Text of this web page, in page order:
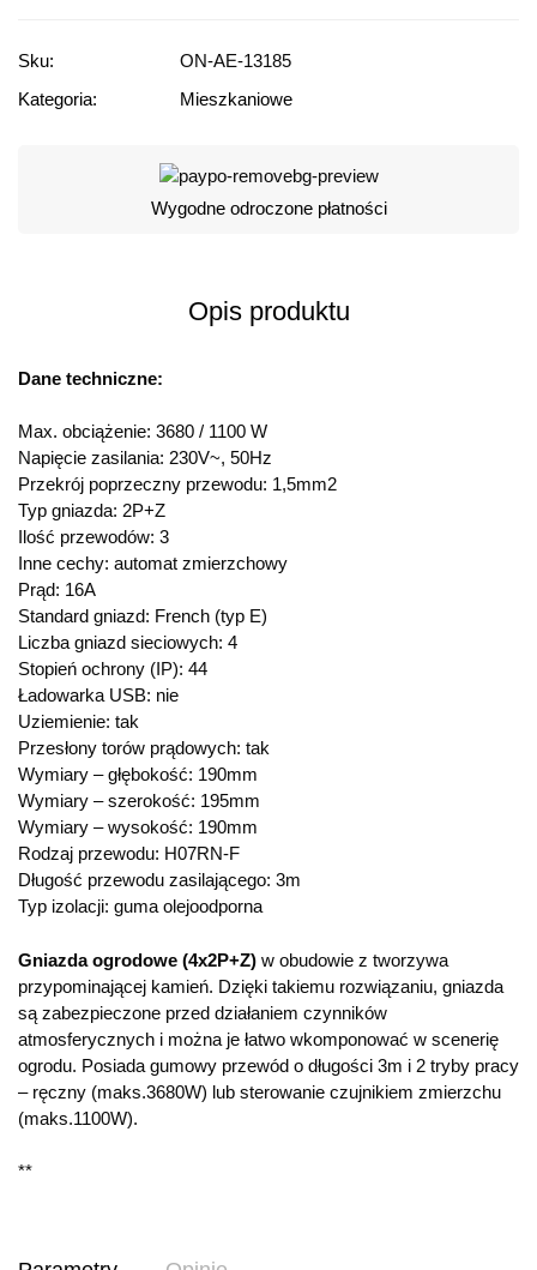
Sku:
ON-AE-13185
Kategoria:
Mieszkaniowe
Wygodne odroczone płatności
Opis produktu
Dane techniczne:
Max. obciążenie: 3680 / 1100 W
Napięcie zasilania: 230V~, 50Hz
Przekrój poprzeczny przewodu: 1,5mm2
Typ gniazda: 2P+Z
Ilość przewodów: 3
Inne cechy: automat zmierzchowy
Prąd: 16A
Standard gniazd: French (typ E)
Liczba gniazd sieciowych: 4
Stopień ochrony (IP): 44
Ładowarka USB: nie
Uziemienie: tak
Przesłony torów prądowych: tak
Wymiary – głębokość: 190mm
Wymiary – szerokość: 195mm
Wymiary – wysokość: 190mm
Rodzaj przewodu: H07RN-F
Długość przewodu zasilającego: 3m
Typ izolacji: guma olejoodporna
Gniazda ogrodowe (4x2P+Z) w obudowie z tworzywa
przypominającej kamień. Dzięki takiemu rozwiązaniu, gniazda
są zabezpieczone przed działaniem czynników
atmosferycznych i można je łatwo wkomponować w scenerię
ogrodu. Posiada gumowy przewód o długości 3m i 2 tryby pracy
– ręczny (maks.3680W) lub sterowanie czujnikiem zmierzchu
(maks.1100W).
**